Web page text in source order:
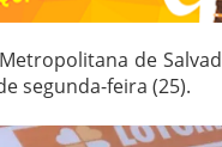
de
segunda-feira (25).